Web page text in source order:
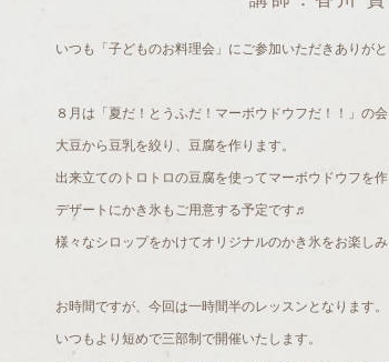
いつも「子どものお料理会」にご参加いただきありがと
８月は「夏だ！とうふだ！マーボウドウフだ！！」の
大豆から豆乳を絞り、豆腐を作ります。
出来立てのトロトロの豆腐を使ってマーボウドウフを作
デザートにかき氷もご用意する予定です♬
様々なシロップをかけてオリジナルのかき氷をお楽しみ
お時間ですが、今回は一時間半のレッスンとなります。
いつもより短めで三部制で開催いたします。